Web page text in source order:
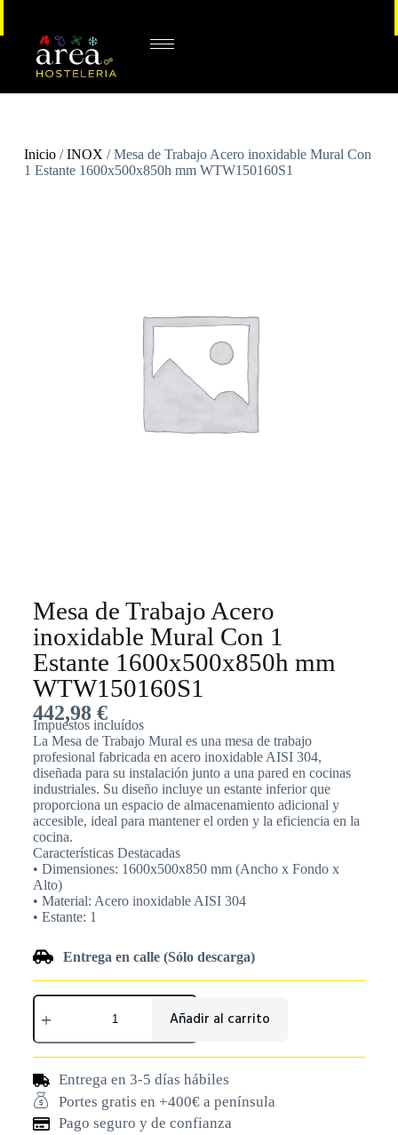
Inicio/INOX / Mesa de Trabajo Acero inoxidable Mural Con
1 Estante 1600x500x850h mm WTW150160S1
Mesa de Trabajo Acero
inoxidable Mural Con 1
Estante 1600x500x850h mm
WTW150160S1
442,98 €
Impuestos incluídos
La Mesa de Trabajo Mural es una mesa de trabajo
profesional fabricada en acero inoxidable AISI 304,
diseñada para su instalación junto a una pared en cocinas
industriales. Su diseño incluye un estante inferior que
proporciona un espacio de almacenamiento adicional y
accesible, ideal para mantener el orden y la eficiencia en la
cocina.
Características Destacadas
• Dimensiones: 1600x500x850 mm (Ancho x Fondo x
Alto)
• Material: Acero inoxidable AISI 304
• Estante: 1
Entrega en calle (Sólo descarga)
Añadir al carrito
Entrega en 3-5 días hábiles
Portes gratis en +400€ a península
Pago seguro y de confianza